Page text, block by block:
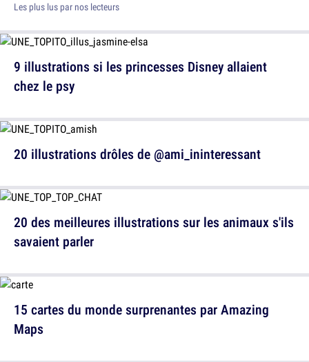
Les plus lus par nos lecteurs
9 illustrations si les princesses Disney allaient
chez le psy
20 des meilleures illustrations sur les animaux s'ils
savaient parler
20 illustrations drôles de @ami_ininteressant
15 cartes du monde surprenantes par Amazing
Maps